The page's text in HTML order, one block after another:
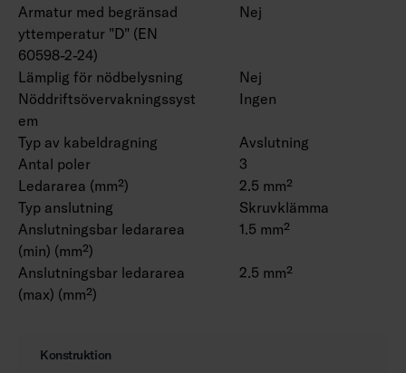
Armatur med begränsad
yttemperatur "D" (EN
60598-2-24)
Nej
Lämplig för nödbelysning
Nej
Nöddriftsövervakningssyst
em
Ingen
Typ av kabeldragning
Avslutning
Antal poler
3
Ledararea (mm²)
2.5 mm²
Typ anslutning
Skruvklämma
Anslutningsbar ledararea
(min) (mm²)
1.5 mm²
Anslutningsbar ledararea
(max) (mm²)
2.5 mm²
Konstruktion